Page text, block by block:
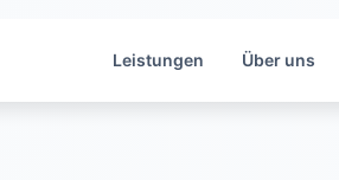
Leistungen Über uns